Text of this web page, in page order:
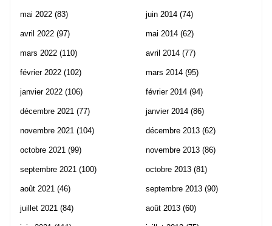
mai 2022 (83)
avril 2022 (97)
mars 2022 (110)
février 2022 (102)
janvier 2022 (106)
décembre 2021 (77)
novembre 2021 (104)
octobre 2021 (99)
septembre 2021 (100)
août 2021 (46)
juillet 2021 (84)
juin 2014 (74)
mai 2014 (62)
avril 2014 (77)
mars 2014 (95)
février 2014 (94)
janvier 2014 (86)
décembre 2013 (62)
novembre 2013 (86)
octobre 2013 (81)
septembre 2013 (90)
août 2013 (60)